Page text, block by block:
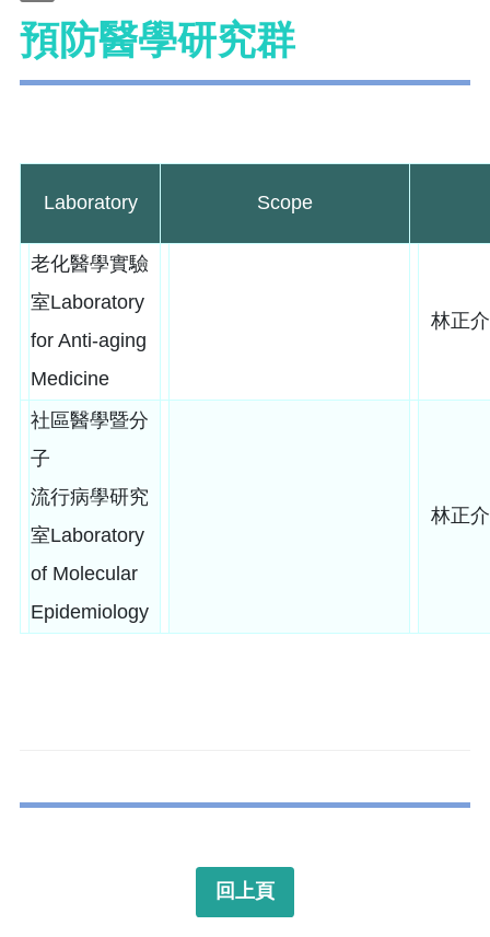
預防醫學研究群
Laboratory Scope
老化醫學實驗
室Laboratory
for Anti-aging
Medicine
林正介
社區醫學暨分
子
流行病學研究
室Laboratory
of Molecular
Epidemiology
林正介
回上頁